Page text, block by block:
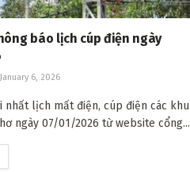
báo lịch cúp điện ngày
January 6, 2026
nhất lịch mất điện, cúp điện các khu
ngày 07/01/2026 từ website cổng...